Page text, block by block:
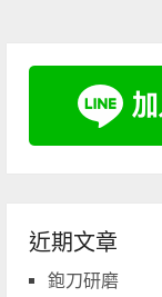
近期文章
鉋刀研磨